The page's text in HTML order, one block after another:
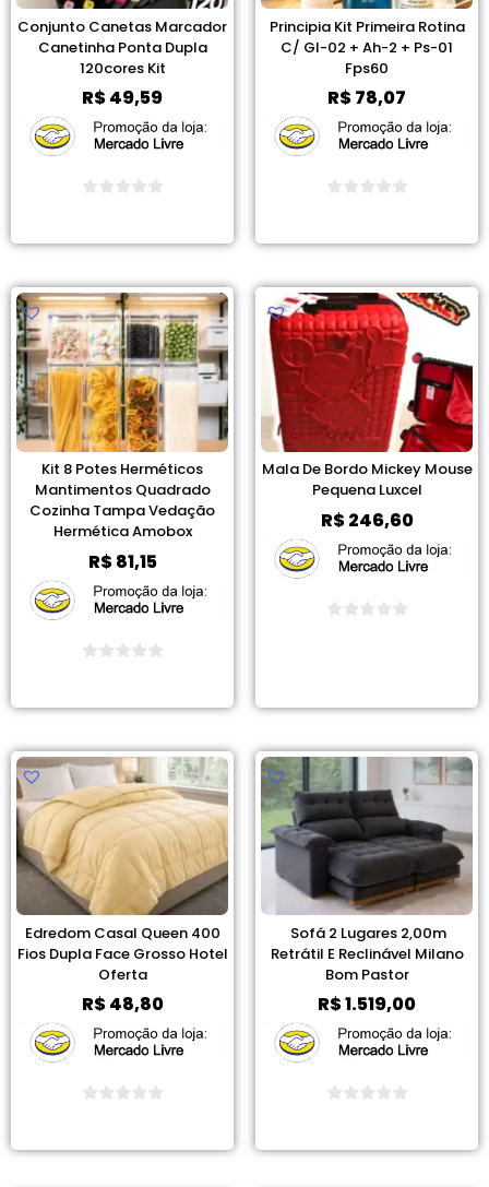
Conjunto Canetas Marcador
Canetinha Ponta Dupla
120cores Kit
R$49,59
Principia Kit Primeira Rotina
C/ Gl-02 + Ah-2 + Ps-01
Fps60
R$78,07
Kit 8 Potes Herméticos
Mantimentos Quadrado
Cozinha Tampa Vedação
Hermética Amobox
R$81,15
Mala De Bordo Mickey Mouse
Pequena Luxcel
R$246,60
Edredom Casal Queen 400
Fios Dupla Face Grosso Hotel
Oferta
R$48,80
Sofá 2 Lugares 2,00m
Retrátil E Reclinável Milano
Bom Pastor
R$1.519,00